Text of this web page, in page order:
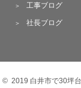
工事ブログ
社長ブログ
© 2019 白井市で30坪